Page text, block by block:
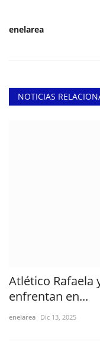
enelarea
NOTICIAS
Atlético Rafaela
enfrentan en...
enelarea Dic 13, 2025